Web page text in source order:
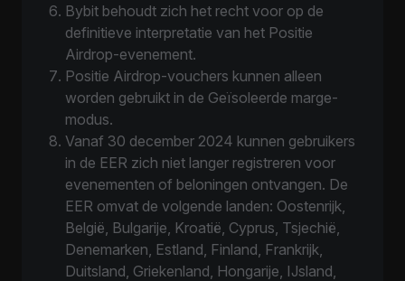
Bybit behoudt zich het recht voor op de
definitieve interpretatie van het Positie
Airdrop-evenement.
Positie Airdrop-vouchers kunnen alleen
worden gebruikt in de Geïsoleerde marge-
modus.
Vanaf 30 december 2024 kunnen gebruikers
in de EER zich niet langer registreren voor
evenementen of beloningen ontvangen. De
EER omvat de volgende landen: Oostenrijk,
België, Bulgarije, Kroatië, Cyprus, Tsjechië,
Denemarken, Estland, Finland, Frankrijk,
Duitsland, Griekenland, Hongarije, IJsland,